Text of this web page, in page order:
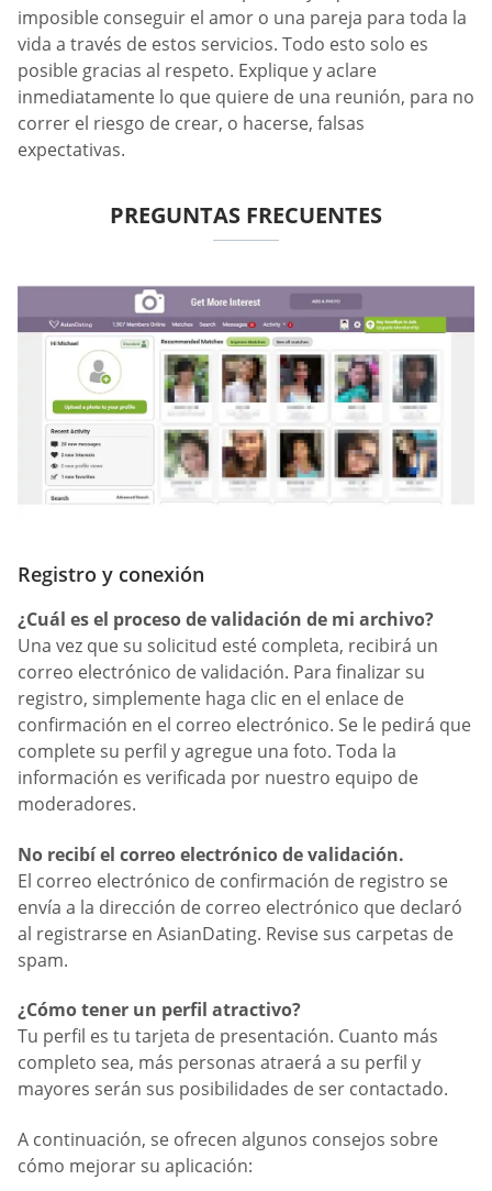
imposible conseguir el amor o una pareja para toda la
vida a través de estos servicios. Todo esto solo es
posible gracias al respeto. Explique y aclare
inmediatamente lo que quiere de una reunión, para no
correr el riesgo de crear, o hacerse, falsas
expectativas.
PREGUNTAS FRECUENTES
Registro y conexión
¿Cuál es el proceso de validación de mi archivo?
Una vez que su solicitud esté completa, recibirá un
correo electrónico de validación. Para finalizar su
registro, simplemente haga clic en el enlace de
confirmación en el correo electrónico. Se le pedirá que
complete su perfil y agregue una foto. Toda la
información es verificada por nuestro equipo de
moderadores.
No recibí el correo electrónico de validación.
El correo electrónico de confirmación de registro se
envía a la dirección de correo electrónico que declaró
al registrarse en AsianDating. Revise sus carpetas de
spam.
¿Cómo tener un perfil atractivo?
Tu perfil es tu tarjeta de presentación. Cuanto más
completo sea, más personas atraerá a su perfil y
mayores serán sus posibilidades de ser contactado.
A continuación, se ofrecen algunos consejos sobre
cómo mejorar su aplicación: